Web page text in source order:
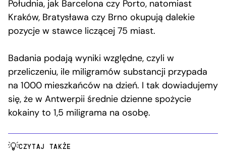
Południa, jak Barcelona czy Porto, natomiast
Kraków, Bratysława czy Brno okupują dalekie
pozycje w stawce liczącej 75 miast.
Badania podają wyniki względne, czyli w
przeliczeniu, ile miligramów substancji przypada
na 1000 mieszkańców na dzień. I tak dowiadujemy
się, że w Antwerpii średnie dzienne spożycie
kokainy to 1,5 miligrama na osobę.
CZYTAJ TAKŻE